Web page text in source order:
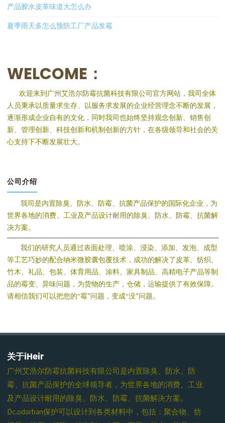
产品胶水皮革味道大怎么办
夏季雨天多怎么预防工厂产品发霉
WELCOME：
欢迎来到广州艾浩尔防霉抗菌科技有限公司官方网站，我司全体
人员秉承以质量求生存、以服务求发展的企业经营理念不断的发展，
逐渐形成企业自有的文化，同时我司也始终坚持观念创新、销售创
新、管理创新、科技创新和机制创新的方针，在各级领导和社会的关
心支持下不断发展壮大。
公司介绍
我司是内置除臭、防水、防霉、抗菌产品保护的国际化企业，为
世界各地的消费、工业及产品设计耐用的除臭、防水、防霉、抗菌解
决方案。
我们的研究人员通过表面处理、喷涂、浸染、添加、发泡、成型
等工艺巧妙的配合纳米微胶囊包覆技术，成功的解决了皮革、纺织、
竹木、礼品、包装、体育用品、涂料、家具制品、高精电子产品等制
品的霉变、异味问题，为货物的生产，仓储，运输提供了有效保障。
请相信我们可以把您的“霉”问题，变成“没”问题。
关于iHeir
广州艾浩尔防霉抗菌科技有限公司是内置除臭、防水、防
霉、抗菌产品保护的全球领导者，为世界各地的消费、工业
及产品设计耐用的除臭、防水、防霉、抗菌解决方案。
Dc.odorban保护可以设计到各类材料中，包括：聚合物、纺